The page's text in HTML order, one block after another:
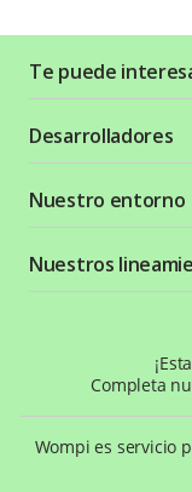
Te puede
Planes y tarifas
Crea tu cuenta
Seguridad
Términos y
Política de
Desarrolladores
Recursos gráficos
Status Page
Nuestro entorno
¿Qué es Wompi?
Wiki Wompi
Preguntas
Nuestros
Completa
Wompi es servicio